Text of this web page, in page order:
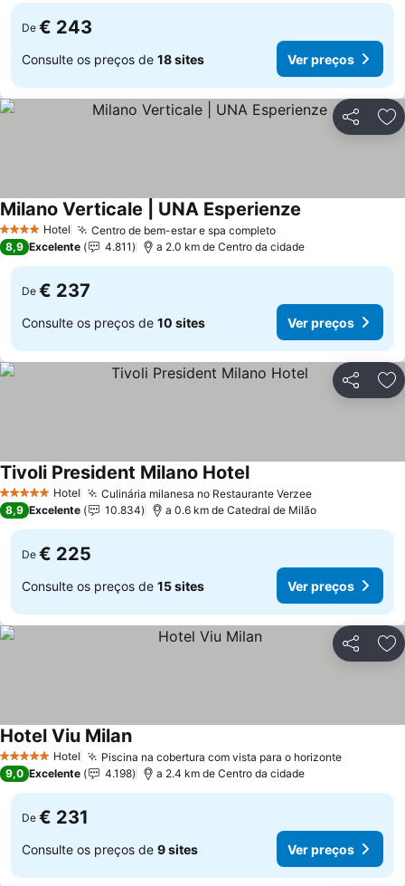
De € 243
Consulte os preços de 18 sites Ver preços
Partilhar
4 EstrelasHotel Centro de bem-estar e spa completoVer preços
Milano Verticale | UNA Esperienze
8,9 Excelente 4.811 a 2.0 km de Centro da cidade
De € 237
Consulte os preços de 10 sites Ver preços
Partilhar
5 Estrelas Hotel Culinária milanesa no Restaurante VerzeeVer preços
Tivoli President Milano HotelVer preços
8,9 Excelente 10.834 a 0.6 km de Catedral de Milão
De € 225
Consulte os preços de 15 sites Ver preços
Partilhar
5 Estrelas Hotel Piscina na cobertura com vista para o horizonteVer
Hotel Viu MilanVer preços
9,0 Excelente 4.198 a 2.4 km de Centro da cidade
De € 231
Consulte os preços de 9 sites Ver preços